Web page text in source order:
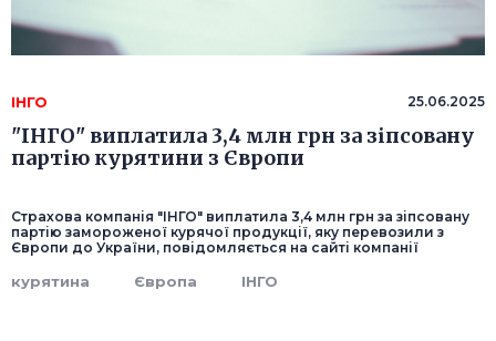
ІНГО 25.06.2025
"ІНГО" виплатила 3,4 млн грн за зіпсовану
партію курятини з Європи
Страхова компанія "ІНГО" виплатила 3,4 млн грн за зіпсовану
партію замороженої курячої продукції, яку перевозили з
Європи до України, повідомляється на сайті компанії
курятина Європа ІНГО